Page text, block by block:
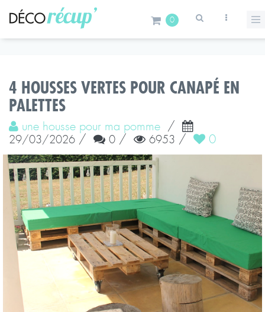
0
4 HOUSSES VERTES POUR CANAPÉ EN
PALETTES
une housse pour ma pomme /
29/03/2026 / 0 / 6953 / 0